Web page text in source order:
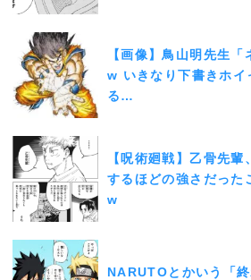
【画像】鳥山明先生「
w いきなり下書きホ
る…
【呪術廻戦】乙骨先
するほどの強さだっ
w
NARUTOとかいう「